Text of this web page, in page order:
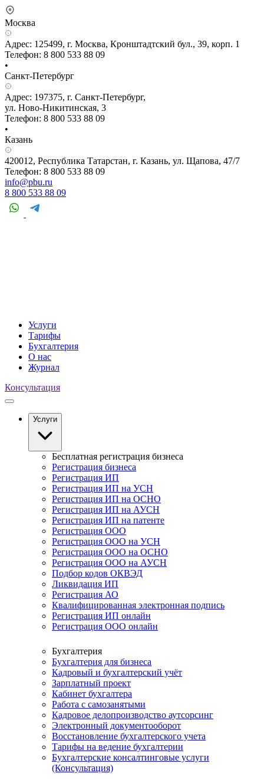
Москва
Адрес: 125499, г. Москва, Кронштадтский бул., 39, корп. 1
Телефон: 8 800 533 88 09
•
Санкт-Петербург
Адрес: 197375, г. Санкт-Петербург,
ул. Ново-Никитинская, 3
Телефон: 8 800 533 88 09
•
Казань
420012, Республика Татарстан, г. Казань, ул. Щапова, 47/7
Телефон: 8 800 533 88 09
info@pbu.ru
8 800 533 88 09
Услуги
Тарифы
Бухгалтерия
О нас
Журнал
Консультация
Услуги
Бесплатная регистрация бизнеса
Регистрация бизнеса
Регистрация ИП
Регистрация ИП на УСН
Регистрация ИП на ОСНО
Регистрация ИП на АУСН
Регистрация ИП на патенте
Регистрация ООО
Регистрация ООО на УСН
Регистрация ООО на ОСНО
Регистрация ООО на АУСН
Подбор кодов ОКВЭД
Ликвидация ИП
Регистрация АО
Квалифицированная электронная подпись
Регистрация ИП онлайн
Регистрация ООО онлайн
Бухгалтерия
Бухгалтерия для бизнеса
Кадровый и бухгалтерский учёт
Зарплатный проект
Кабинет бухгалтера
Работа с самозанятыми
Кадровое делопроизводство аутсорсинг
Электронный документооборот
Восстановление бухгалтерского учета
Тарифы на ведение бухгалтерии
Бухгалтерские консалтинговые услуги
(Консультация)